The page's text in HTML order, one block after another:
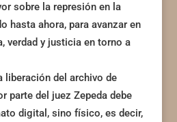
sobre la represión en la
hasta ahora, para avanzar en
verdad y justicia en torno a
liberación del archivo de
parte del juez Zepeda debe
digital, sino físico, es decir,